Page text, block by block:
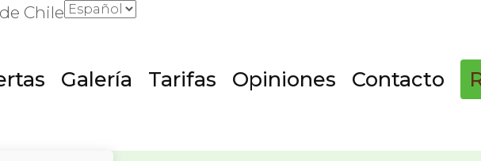
Chile
Galería Tarifas Opiniones Contacto